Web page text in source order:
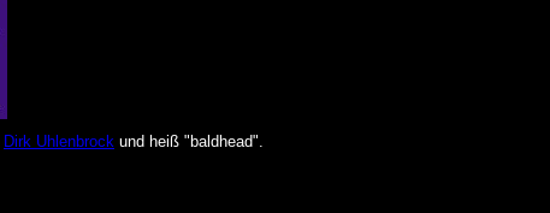
Dirk Uhlenbrock und heiß "baldhead".